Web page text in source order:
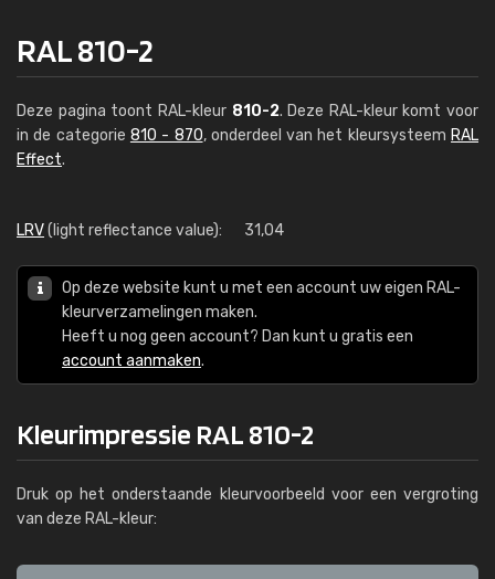
RAL 810-2
Deze pagina toont RAL-kleur 810-2. Deze RAL-kleur komt voor
in de categorie 810 - 870, onderdeel van het kleursysteem RAL
Effect.
LRV(light reflectance value): 31,04
Op deze website kunt u met een account uw eigen RAL-
kleurverzamelingen maken.
Heeft u nog geen account? Dan kunt u gratis een
account aanmaken.
Kleurimpressie RAL 810-2
Druk op het onderstaande kleurvoorbeeld voor een vergroting
van deze RAL-kleur: